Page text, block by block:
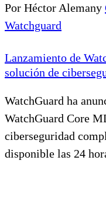
Por Héctor Alemany
Watchguard
Lanzamiento de
solución de
WatchGuard ha
WatchGuard Core
ciberseguridad
disponible las 24